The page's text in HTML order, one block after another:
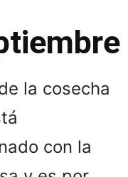
la cosecha
con la